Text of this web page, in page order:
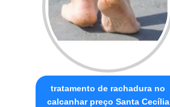
tratamento de rachadura no
calcanhar preço Santa Cecília